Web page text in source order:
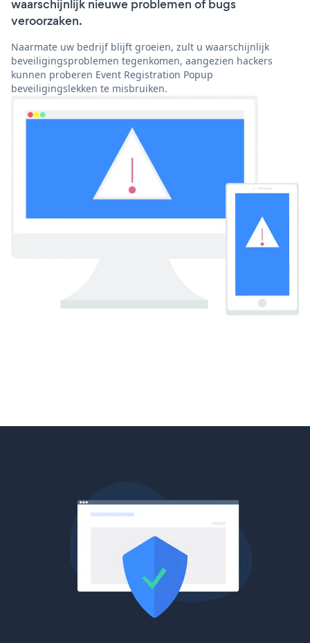
waarschijnlijk nieuwe problemen of bugs
veroorzaken.
Naarmate uw bedrijf blijft groeien, zult u waarschijnlijk
beveiligingsproblemen tegenkomen, aangezien hackers
kunnen proberen Event Registration Popup
beveiligingslekken te misbruiken.